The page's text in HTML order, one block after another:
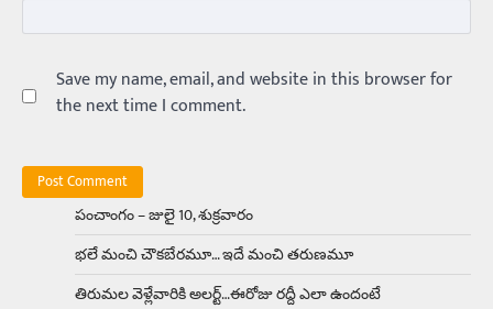
Save my name, email, and website in this browser for
the next time I comment.
పంచాంగం – జులై 10, శుక్రవారం
భలే మంచి చౌకబేరమూ… ఇదే మంచి తరుణమూ
తిరుమల వెళ్లేవారికి అలర్ట్‌…ఈరోజు రద్దీ ఎలా ఉందంటే
అందమైన అమ్మాయిని పుత్తడి బొమ్మఅని లేదా బాపూ
అందంగా ఉంటారనే నానుడి…
Balachander
ఉత్తర ప్రదేశ్‌లోని ఝాన్సీ జిల్లాలో ఒక వింతైన రోడ్డు
ప్రమాదం చోటుచేసుకుంది. ఝాన్సీ–కాన్పూర్ జాతీయ
రహదారిపై వేల సంఖ్యలో బీరు…